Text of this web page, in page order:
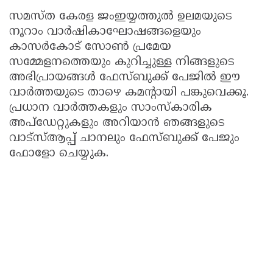
സമസ്ത കേരള ജംഇയ്യത്തുൽ ഉലമയുടെ
നൂറാം വാർഷികാഘോഷങ്ങളെയും
കാസർകോട് സോൺ പ്രമേയ
സമ്മേളനത്തെയും കുറിച്ചുള്ള നിങ്ങളുടെ
അഭിപ്രായങ്ങൾ ഫേസ്ബുക്ക് പേജില്‍ ഈ
വാര്‍ത്തയുടെ താഴെ കമന്‍റായി പങ്കുവെക്കൂ.
പ്രധാന വാർത്തകളും സാംസ്കാരിക
അപ്ഡേറ്റുകളും അറിയാൻ ഞങ്ങളുടെ
വാട്സ്ആപ്പ് ചാനലും ഫേസ്ബുക്ക് പേജും
ഫോളോ ചെയ്യുക.